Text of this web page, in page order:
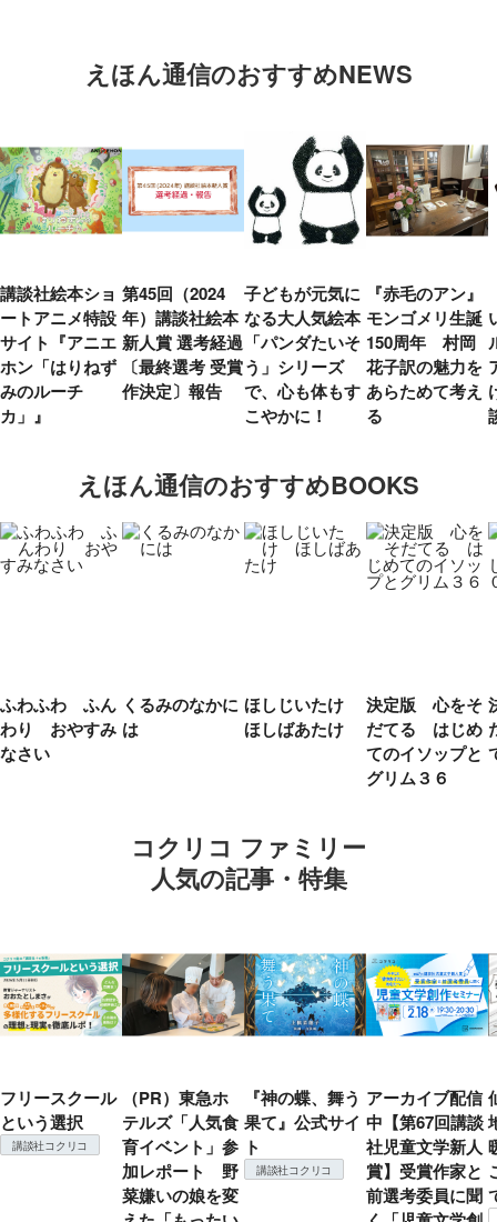
えほん通信のおすすめNEWS
講談社絵本ショ
ートアニメ特設
サイト『アニエ
ホン「はりねず
みのルーチ
カ」』
第45回（2024
年）講談社絵本
新人賞 選考経過
〔最終選考 受賞
作決定〕報告
子どもが元気に
なる大人気絵本
「パンダたいそ
う」シリーズ
で、心も体もす
こやかに！
『赤毛のアン』
モンゴメリ生誕
150周年 村岡
花子訳の魅力を
あらためて考え
る
えほん通信のおすすめBOOKS
ふわふわ ふん
わり おやすみ
なさい
くるみのなかに
は
ほしじいたけ
ほしばあたけ
決定版 心をそ
だてる はじめ
てのイソップと
グリム３６
コクリコ ファミリー
人気の記事・特集
フリースクール
という選択
講談社コクリコ
（PR）東急ホ
テルズ「人気食
育イベント」参
加レポート 野
菜嫌いの娘を変
『神の蝶、舞う
果て』公式サイ
ト
講談社コクリコ
アーカイブ配信
中【第67回講談
社児童文学新人
賞】受賞作家と
前選考委員に聞